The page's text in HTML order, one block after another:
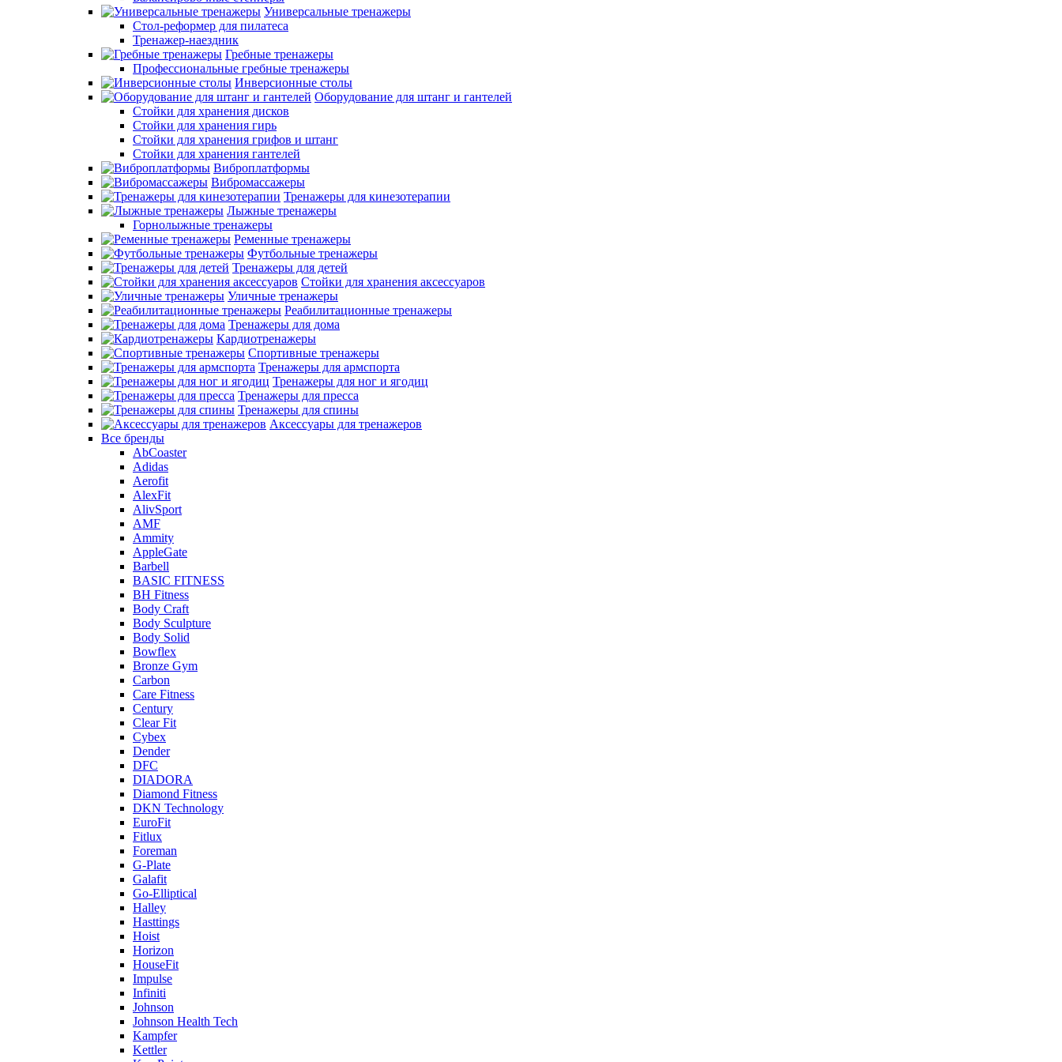
Универсальные тренажеры
Стол-реформер для пилатеса
Тренажер-наездник
Гребные тренажеры
Профессиональные гребные тренажеры
Инверсионные столы
Оборудование для штанг и гантелей
Стойки для хранения дисков
Стойки для хранения гирь
Стойки для хранения грифов и штанг
Стойки для хранения гантелей
Виброплатформы
Вибромассажеры
Тренажеры для кинезотерапии
Лыжные тренажеры
Горнолыжные тренажеры
Ременные тренажеры
Футбольные тренажеры
Тренажеры для детей
Стойки для хранения аксессуаров
Уличные тренажеры
Реабилитационные тренажеры
Тренажеры для дома
Кардиотренажеры
Спортивные тренажеры
Тренажеры для армспорта
Тренажеры для ног и ягодиц
Тренажеры для пресса
Тренажеры для спины
Аксессуары для тренажеров
Все бренды
AbCoaster
Adidas
Aerofit
AlexFit
AlivSport
AMF
Ammity
AppleGate
Barbell
BASIC FITNESS
BH Fitness
Body Craft
Body Sculpture
Body Solid
Bowflex
Bronze Gym
Carbon
Care Fitness
Century
Clear Fit
Cybex
Dender
DFC
DIADORA
Diamond Fitness
DKN Technology
EuroFit
Fitlux
Foreman
G-Plate
Galafit
Go-Elliptical
Halley
Hasttings
Hoist
Horizon
HouseFit
Impulse
Infiniti
Johnson
Johnson Health Tech
Kampfer
Kettler